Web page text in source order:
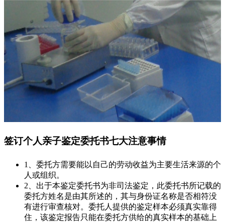
签订个人亲子鉴定委托书七大注意事情
1、委托方需要能以自己的劳动收益为主要生活来源的个
人或组织。
2、出于本鉴定委托书为非司法鉴定，此委托书所记载的
委托方姓名是由其所述的，其与身份证名称是否相符没
有进行审查核对。委托人提供的鉴定样本必须真实靠得
住，该鉴定报告只能在委托方供给的真实样本的基础上